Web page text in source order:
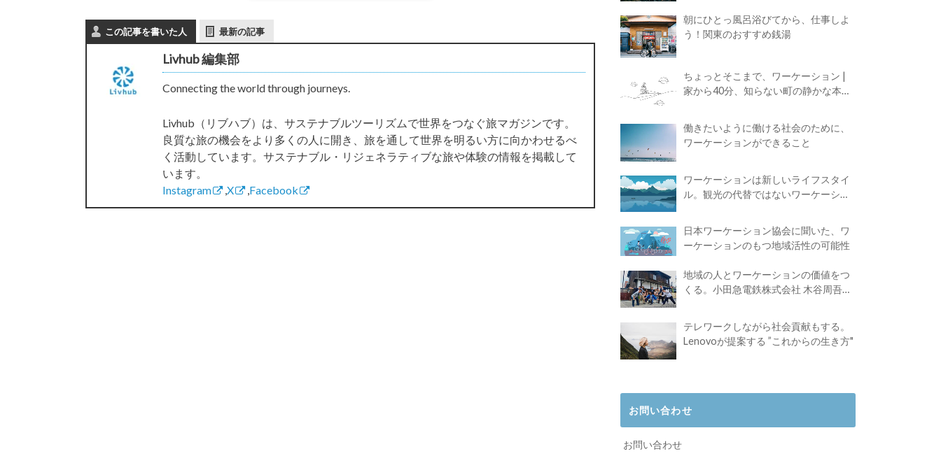
この記事を書いた人 最新の記事
Livhub 編集部
Connecting the world through journeys.
Livhub（リブハブ）は、サステナブルツーリズムで世界をつなぐ旅マガジンです。
良質な旅の機会をより多くの人に開き、旅を通して世界を明るい方に向かわせるべ
く活動しています。サステナブル・リジェネラティブな旅や体験の情報を掲載して
います。
Instagram
X Facebook
朝にひとっ風呂浴びてから、仕事しよ
う！関東のおすすめ銭湯
ちょっとそこまで、ワーケーション |
家から40分、知らない町の静かな本屋
働きたいように働ける社会のために、
ワーケーションができること
ワーケーションは新しいライフスタイ
ル。観光の代替ではないワーケーショ
日本ワーケーション協会に聞いた、ワ
ーケーションのもつ地域活性の可能性
地域の人とワーケーションの価値をつ
くる。小田急電鉄株式会社 木谷周吾さ
テレワークしながら社会貢献もする。
Lenovoが提案する ”これからの生き方"
お問い合わせ
お問い合わせ